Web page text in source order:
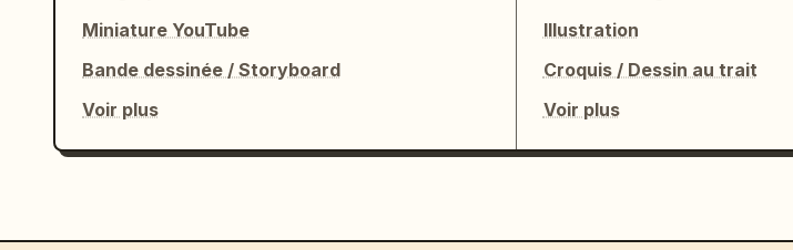
Miniature YouTube
Bande dessinée / Storyboard
Voir plus
Illustration
Croquis / Dessin au trait
Voir plus